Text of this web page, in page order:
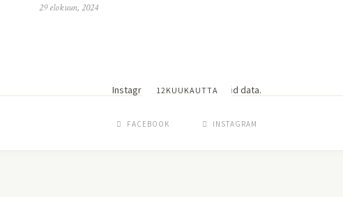
29 elokuun, 2024
12KUUKAUTTA
Instagram has returned invalid data.
FACEBOOK INSTAGRAM